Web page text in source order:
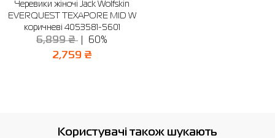
Черевики жіночі Jack Wolfskin
EVERQUEST TEXAPORE MID W
коричневі 4053581-5601
6,899 ₴ 60%
2,759 ₴
Користувачі також шукають